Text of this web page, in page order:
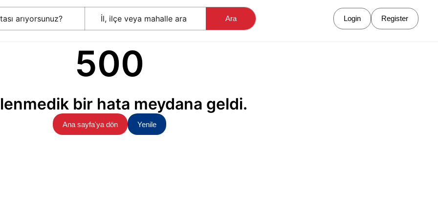
Ara Login Register
500
bir hata meydana geldi.
Ana sayfa'ya dön Yenile